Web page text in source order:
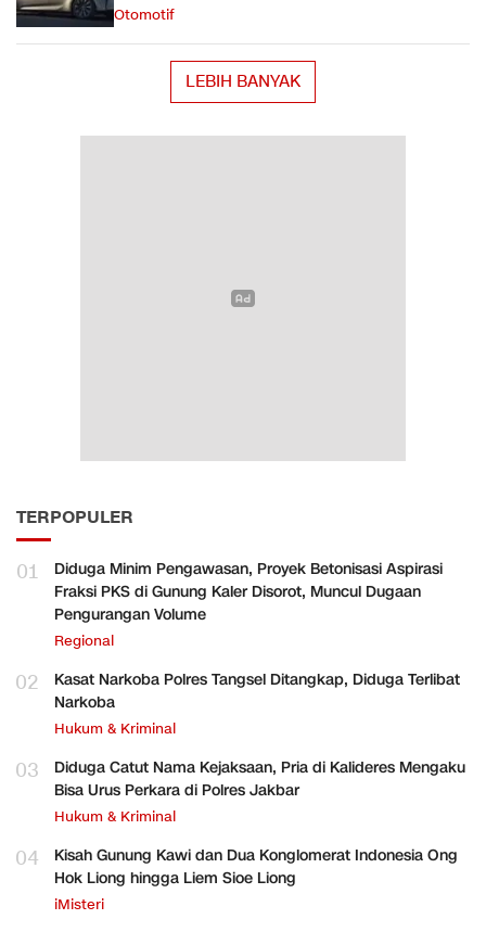
Otomotif
LEBIH BANYAK
TERPOPULER
01
Diduga Minim Pengawasan, Proyek Betonisasi Aspirasi
Fraksi PKS di Gunung Kaler Disorot, Muncul Dugaan
Pengurangan Volume
Regional
02
Kasat Narkoba Polres Tangsel Ditangkap, Diduga Terlibat
Narkoba
Hukum & Kriminal
03
Diduga Catut Nama Kejaksaan, Pria di Kalideres Mengaku
Bisa Urus Perkara di Polres Jakbar
Hukum & Kriminal
04
Kisah Gunung Kawi dan Dua Konglomerat Indonesia Ong
Hok Liong hingga Liem Sioe Liong
iMisteri